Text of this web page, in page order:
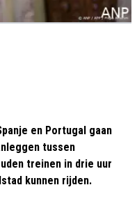
en Portugal gaan
tussen
treinen in drie uur
kunnen rijden.